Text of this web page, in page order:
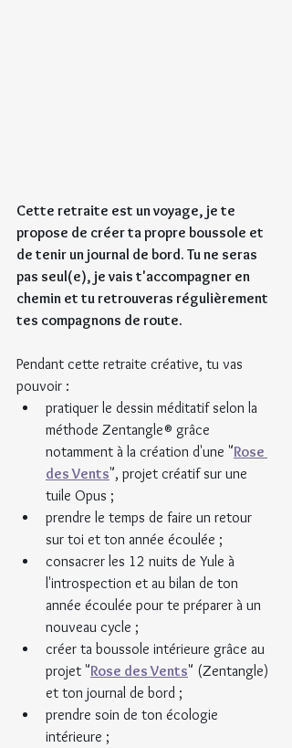
Cette retraite est un voyage, je te
propose de créer ta propre boussole et
de tenir un journal de bord. Tu ne seras
pas seul(e), je vais t'accompagner en
chemin et tu retrouveras régulièrement
tes compagnons de route.
Pendant cette retraite créative, tu vas
pouvoir :
pratiquer le dessin méditatif selon la
méthode Zentangle® grâce
notamment à la création d'une "Rose
des Vents", projet créatif sur une
tuile Opus ;
prendre le temps de faire un retour
sur toi et ton année écoulée ;
consacrer les 12 nuits de Yule à
l'introspection et au bilan de ton
année écoulée pour te préparer à un
nouveau cycle ;
créer ta boussole intérieure grâce au
projet "Rose des Vents" (Zentangle)
et ton journal de bord ;
prendre soin de ton écologie
intérieure ;